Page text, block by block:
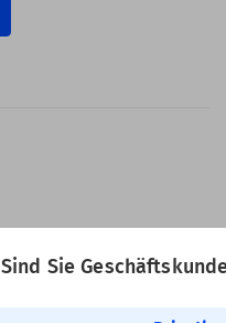
Sind Sie